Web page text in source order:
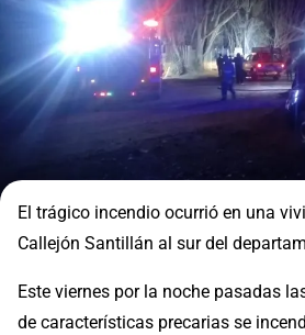
El trágico incendio ocurrió en una
Callejón Santillán al sur del
Este viernes por la noche pasadas
de características precarias se